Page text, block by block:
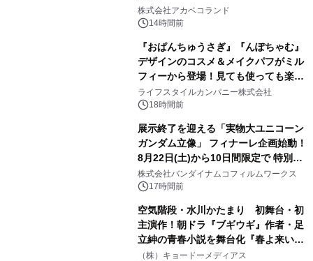
株式会社アカベコランド
14時間前
『おぱんちゅうさぎ』『んぽちゃむ』
デザインのコスメ＆メイクパフがミル
フィーから登場！見ても使っても楽し
い、ポップでキュートなコレクショ
ン。
ライフスタイルカンパニー株式会社
18時間前
展示終了を迎える「実物大ユニコーン
ガンダム立像」 フィナーレ企画始動！
8月22日(土)から10日間限定で 特別映
像『UNICORN GUNDAM Statue ―
BEYOND POSSIBILITY ―』を上映！
株式会社バンダイナムコフィルムワークス
17時間前
空気階段・水川かたまり 初舞台・初
主演作！朝ドラ『ブギウギ』作者・足
立紳の青春小説を舞台化『春よ来い、
マジで来い』キービジュアル解禁！
（株）キョードーメディアス